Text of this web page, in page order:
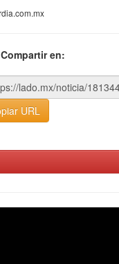
Compartir en:
URL